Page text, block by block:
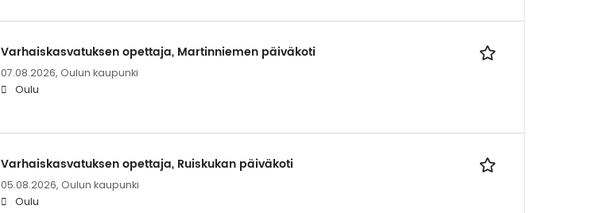
Varhaiskasvatuksen opettaja, Martinniemen päiväkoti
07.08.2026, Oulun kaupunki
Oulu
Varhaiskasvatuksen opettaja, Ruiskukan päiväkoti
05.08.2026, Oulun kaupunki
Oulu